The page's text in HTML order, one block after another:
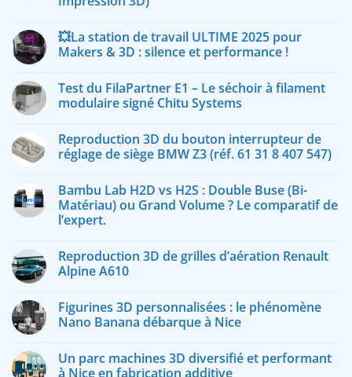
💥La station de travail ULTIME 2025 pour
Makers & 3D : silence et performance !
Test du FilaPartner E1 – Le séchoir à filament
modulaire signé Chitu Systems
Reproduction 3D du bouton interrupteur de
réglage de siège BMW Z3 (réf. 61 31 8 407 547)
Bambu Lab H2D vs H2S : Double Buse (Bi-
Matériau) ou Grand Volume ? Le comparatif de
l’expert.
Reproduction 3D de grilles d’aération Renault
Alpine A610
Figurines 3D personnalisées : le phénomène
Nano Banana débarque à Nice
Un parc machines 3D diversifié et performant
à Nice en fabrication additive